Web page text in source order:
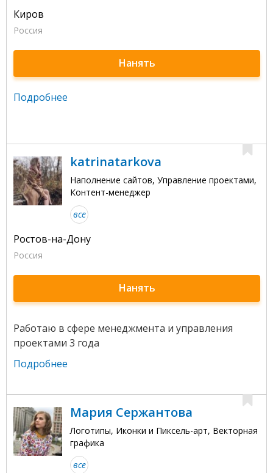
Киров
Россия
Нанять
Подробнее
katrinatarkova
Наполнение сайтов, Управление проектами,
Контент-менеджер
все
Ростов-на-Дону
Россия
Нанять
Работаю в сфере менеджмента и управления
проектами 3 года
Подробнее
Мария Сержантова
Логотипы, Иконки и Пиксель-арт, Векторная
графика
все